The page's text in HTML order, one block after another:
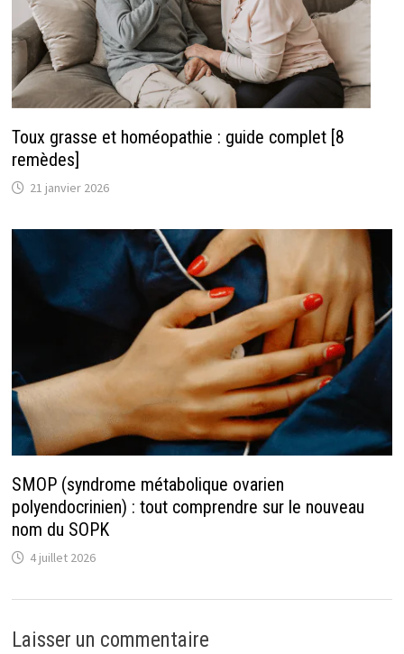
Toux grasse et homéopathie : guide complet [8
remèdes]
21 janvier 2026
SMOP (syndrome métabolique ovarien
polyendocrinien) : tout comprendre sur le nouveau
nom du SOPK
4 juillet 2026
Laisser un commentaire